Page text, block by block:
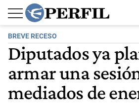
BREVE RECESO
Diputados ya
armar una
mediados de